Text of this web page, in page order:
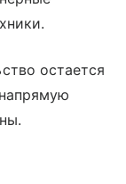
остается